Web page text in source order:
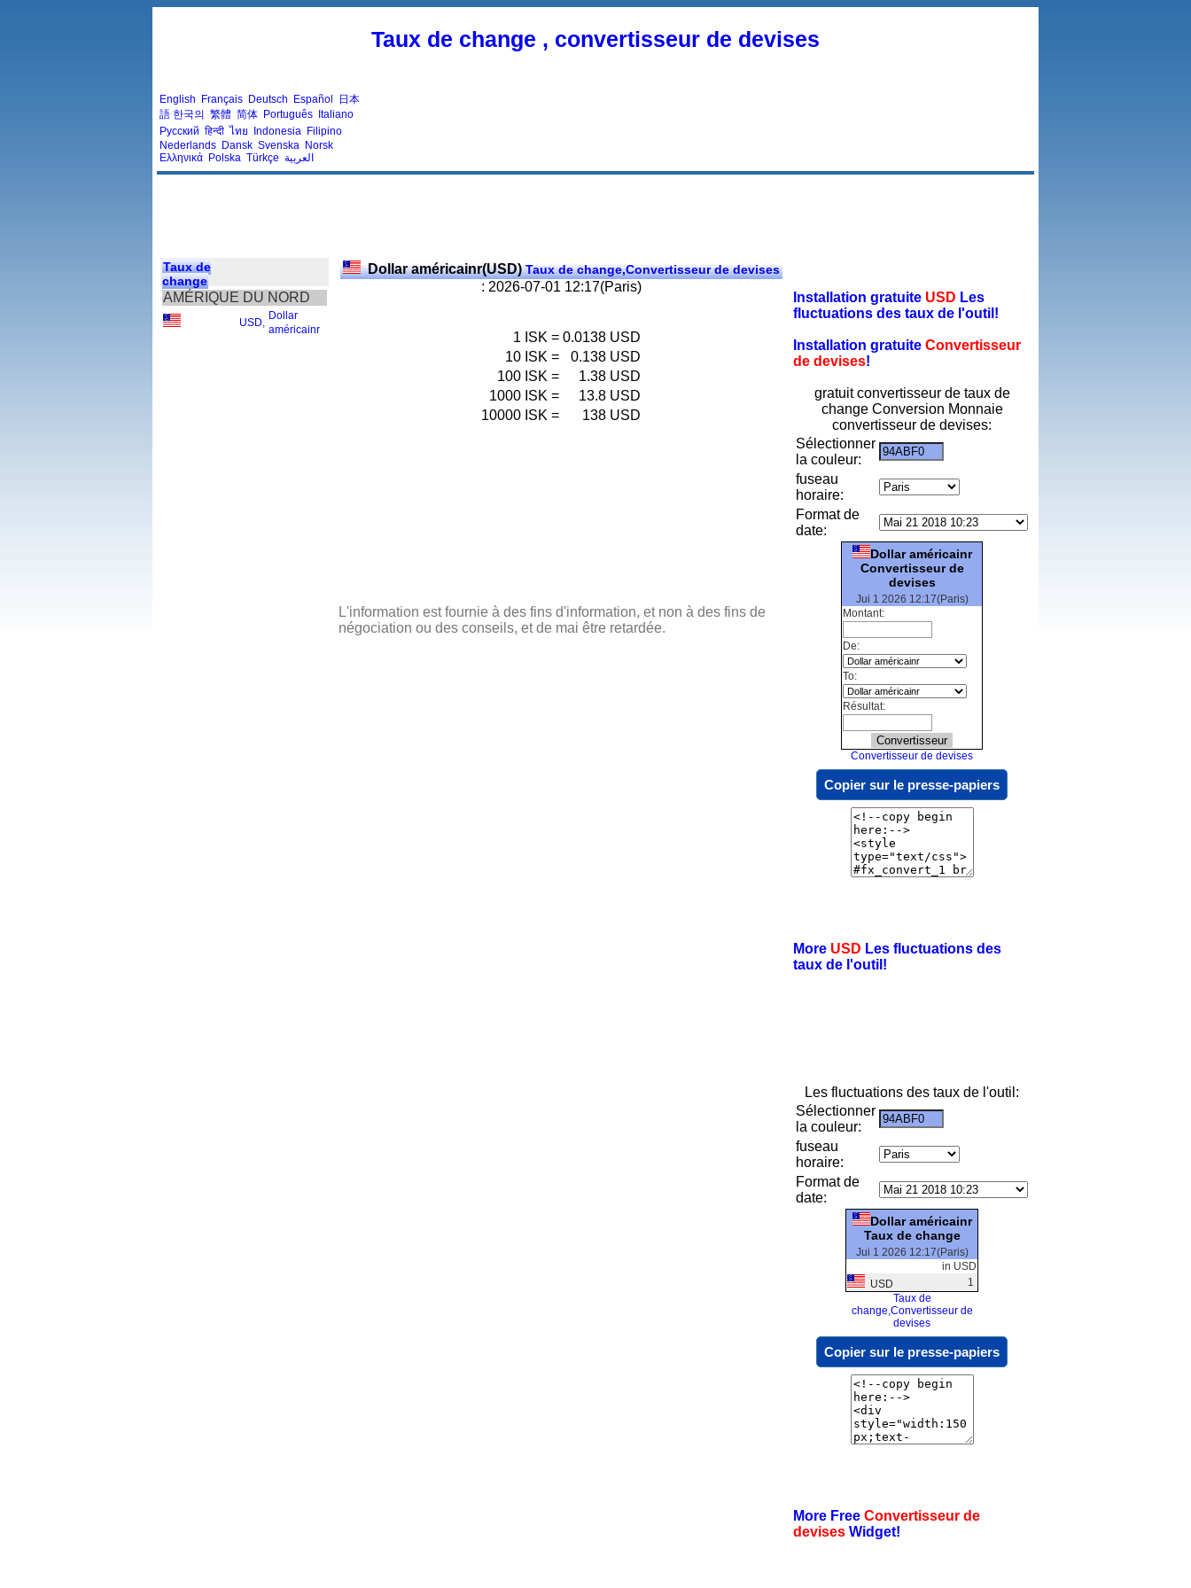
Taux de change , convertisseur de devises
English Français Deutsch Español
日本
語 한국의 繁體 简体 Português Italiano
Русский हिन्दी ไทย Indonesia Filipino
Nederlands Dansk Svenska Norsk
Ελληνικά Polska Türkçe العربية
Taux de
change
AMÉRIQUE DU NORD
USD
Dollar
américainr
Dollar américainr(USD)Taux de change,Convertisseur de devises
: 2026-07-01 12:17(Paris)
1 ISK = 0.0138 USD
10 ISK = 0.138 USD
100 ISK = 1.38 USD
1000 ISK = 13.8 USD
10000 ISK = 138 USD
L'information est fournie à des fins d'information, et non à des fins de
négociation ou des conseils, et de mai être retardée.
Installation gratuite USD Les
fluctuations des taux de l'outil!
Installation gratuite Convertisseur
de devises!
gratuit convertisseur de taux de
change Conversion Monnaie
convertisseur de devises:
Sélectionner
la couleur:
fuseau
horaire:
Format de
date:
Dollar américainr
Convertisseur de
devises
Jui 1 2026 12:17(Paris)
Montant:
De:
To:
Résultat:
Convertisseur de devises
Copier sur le presse-papiers
More USD Les fluctuations des
taux de l'outil!
Les fluctuations des taux de l'outil:
Sélectionner
la couleur:
fuseau
horaire:
Format de
date:
Dollar américainr
Taux de change
Jui 1 2026 12:17(Paris)
in USD
USD
1
Taux de
change,Convertisseur de
devises
Copier sur le presse-papiers
More Free Convertisseur de
devises Widget!